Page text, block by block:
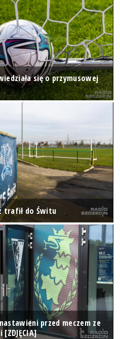
się o przymusowej
trafił do Świtu
przed meczem ze